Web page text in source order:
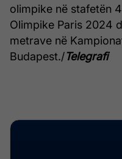
olimpike në stafetën
Olimpike Paris 2024
metrave në
Budapest./Telegrafi